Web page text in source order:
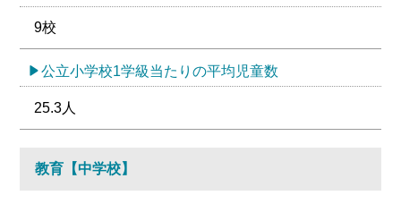
9校
公立小学校1学級当たりの平均児童数
25.3人
教育【中学校】